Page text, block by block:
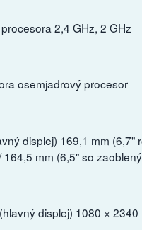
2,4 GHz, 2 GHz
osemjadrový procesor
displej) 169,1 mm (6,7"
164,5 mm (6,5" so
displej) 1080 × 2340